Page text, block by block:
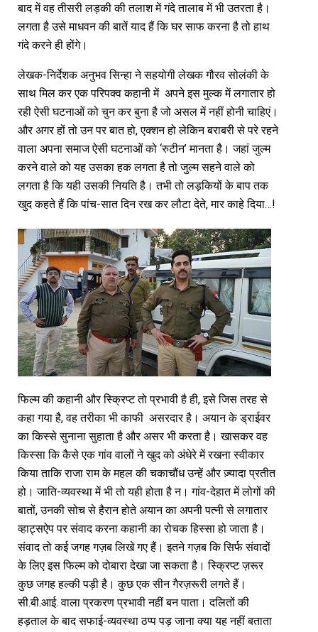
बाद में वह तीसरी लड़की की तलाश में गंदे तालाब में भी उतरता है।
लगता है उसे माधवन की बातें याद हैं कि घर साफ करना है तो हाथ
गंदे करने ही होंगे।
लेखक-निर्देशक अनुभव सिन्हा ने सहयोगी लेखक गौरव सोलंकी के
साथ मिल कर एक परिपक्व कहानी में अपने इस मुल्क में लगातार हो
रही ऐसी घटनाओं को चुन कर बुना है जो असल में नहीं होनी चाहिएं।
और अगर हों तो उन पर बात हो, एक्शन हो लेकिन बराबरी से परे रहने
वाला अपना समाज ऐसी घटनाओं को ‘रुटीन’ मानता है। जहां जुल्म
करने वाले को यह उसका हक लगता है तो जुल्म सहने वाले को
लगता है कि यही उसकी नियति है। तभी तो लड़कियों के बाप तक
खुद कहते हैं कि पांच-सात दिन रख कर लौटा देते, मार काहे दिया…!
फिल्म की कहानी और स्क्रिप्ट तो प्रभावी है ही, इसे जिस तरह से
कहा गया है, वह तरीका भी काफी असरदार है। अयान के ड्राईवर
का किस्से सुनाना सुहाता है और असर भी करता है। खासकर वह
किस्सा कि कैसे एक गांव वालों ने खुद को अंधेरे में रखना स्वीकार
किया ताकि राजा राम के महल की चकाचौंध उन्हें और ज़्यादा प्रतीत
हो। जाति-व्यवस्था में भी तो यही होता है न। गांव-देहात में लोगों की
बातों, उनकी सोच से हैरान होते अयान का अपनी पत्नी से लगातार
व्हाट्सऐप पर संवाद करना कहानी का रोचक हिस्सा हो जाता है।
संवाद तो कई जगह गज़ब लिखे गए हैं। इतने गज़ब कि सिर्फ संवादों
के लिए इस फिल्म को दोबारा देखा जा सकता है। स्क्रिप्ट ज़रूर
कुछ जगह हल्की पड़ी है। कुछ एक सीन गैरज़रूरी लगते हैं।
सी.बी.आई. वाला प्रकरण प्रभावी नहीं बन पाता। दलितों की
हड़ताल के बाद सफाई-व्यवस्था ठप्प पड़ जाना क्या यह नहीं बताता